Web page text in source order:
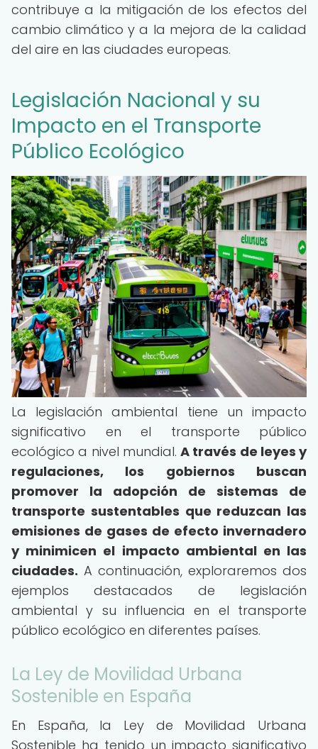
contribuye a la mitigación de los efectos del
cambio climático y a la mejora de la calidad
del aire en las ciudades europeas.
Legislación Nacional y su
Impacto en el Transporte
Público Ecológico
La legislación ambiental tiene un impacto
significativo en el transporte público
ecológico a nivel mundial. A través de leyes y
regulaciones, los gobiernos buscan
promover la adopción de sistemas de
transporte sustentables que reduzcan las
emisiones de gases de efecto invernadero
y minimicen el impacto ambiental en las
ciudades. A continuación, exploraremos dos
ejemplos destacados de legislación
ambiental y su influencia en el transporte
público ecológico en diferentes países.
La Ley de Movilidad Urbana
Sostenible en España
En España, la Ley de Movilidad Urbana
Sostenible ha tenido un impacto significativo